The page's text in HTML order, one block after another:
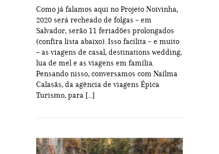
Como já falamos aqui no Projeto Noivinha,
2020 será recheado de folgas – em
Salvador, serão 11 feriadões prolongados
(confira lista abaixo). Isso facilita – e muito
– as viagens de casal, destinations wedding,
lua de mel e as viagens em família.
Pensando nisso, conversamos com Naílma
Calasãs, da agência de viagens Épica
Turismo, para […]